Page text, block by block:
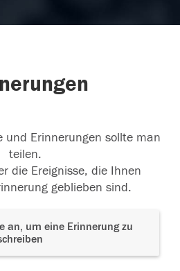
und Erinnerungen sollte man
teilen.
die Ereignisse, die Ihnen
geblieben sind.
an, um eine Erinnerung zu